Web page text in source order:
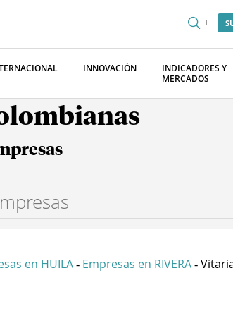
INNOVACIÓN
INDICADORES Y
MERCADOS
en HUILA - Empresas en RIVERA -